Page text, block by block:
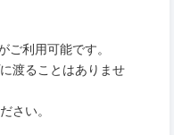
ご利用可能です。
渡ることはありませ
さい。